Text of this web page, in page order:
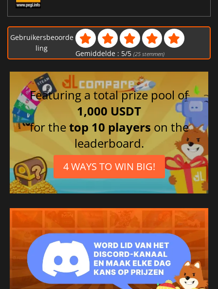
Gebruikersbeoorde
ling
Gemiddelde : 5/5 (25stemmen)
Featuring a total prize pool of
1,000 USDT
for thetop 10 players on the
leaderboard.
4 WAYS TO WIN BIG!